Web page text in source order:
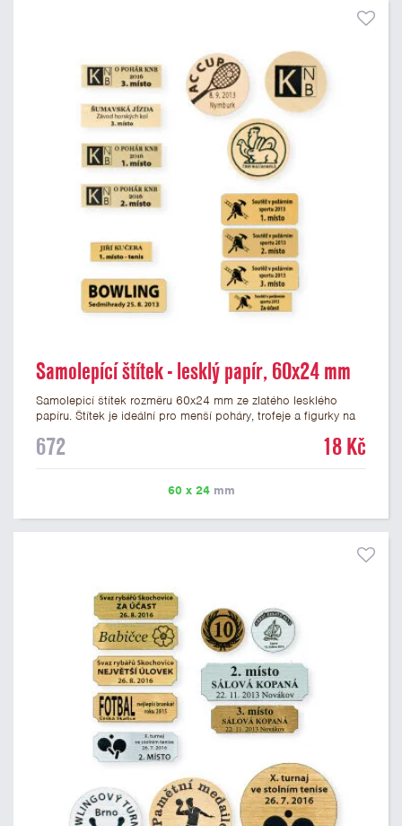
Samolepící štítek - lesklý papír, 60x24 mm
Samolepicí štítek rozměru 60x24 mm ze zlatého lesklého
papíru. Štítek je ideální pro menší poháry, trofeje a figurky na
libovolné logo nebo text. Potisk štítku je zahrnut v ceně. U
výrobu štítku je možné přiložit v prvním kroku objednávky.
672 18 Kč
60 x 24mm